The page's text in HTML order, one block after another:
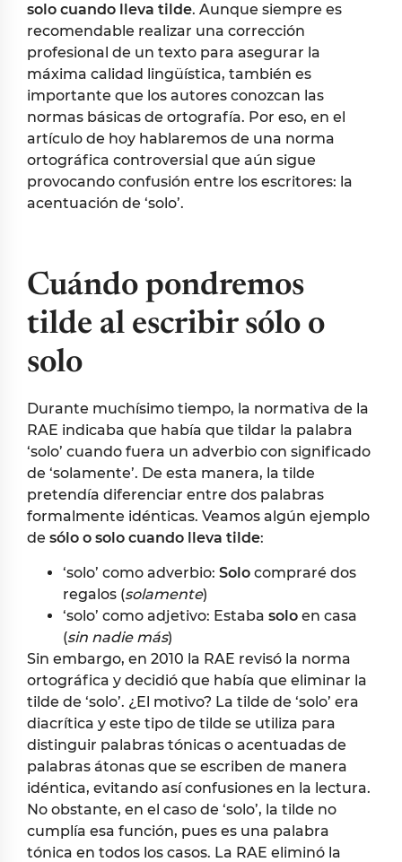
solo cuando lleva tilde. Aunque siempre es
recomendable realizar una corrección
profesional de un texto para asegurar la
máxima calidad lingüística, también es
importante que los autores conozcan las
normas básicas de ortografía. Por eso, en el
artículo de hoy hablaremos de una norma
ortográfica controversial que aún sigue
provocando confusión entre los escritores: la
acentuación de ‘solo’.
Cuándo pondremos
tilde al escribir sólo o
solo
Durante muchísimo tiempo, la normativa de la
RAE indicaba que había que tildar la palabra
‘solo’ cuando fuera un adverbio con significado
de ‘solamente’. De esta manera, la tilde
pretendía diferenciar entre dos palabras
formalmente idénticas. Veamos algún ejemplo
de sólo o solo cuando lleva tilde:
‘solo’ como adverbio: Solo compraré dos
regalos (solamente)
‘solo’ como adjetivo: Estaba solo en casa
(sin nadie más)
Sin embargo, en 2010 la RAE revisó la norma
ortográfica y decidió que había que eliminar la
tilde de ‘solo’. ¿El motivo? La tilde de ‘solo’ era
diacrítica y este tipo de tilde se utiliza para
distinguir palabras tónicas o acentuadas de
palabras átonas que se escriben de manera
idéntica, evitando así confusiones en la lectura.
No obstante, en el caso de ‘solo’, la tilde no
cumplía esa función, pues es una palabra
tónica en todos los casos. La RAE eliminó la